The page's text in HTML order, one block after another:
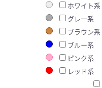
ホワイト系
グレー系
ブラウン系
ブルー系
ピンク系
レッド系